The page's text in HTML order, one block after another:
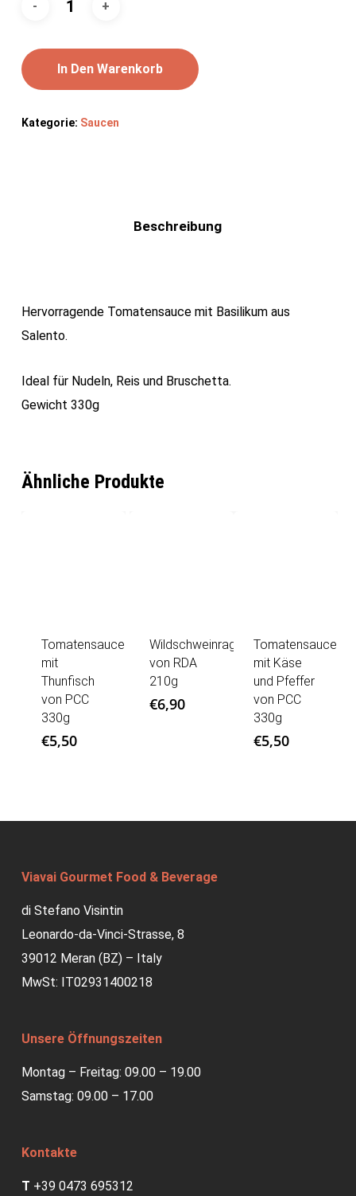
In Den Warenkorb
Kategorie: Saucen
Beschreibung
Hervorragende Tomatensauce mit Basilikum aus
Salento.
Ideal für Nudeln, Reis und Bruschetta.
Gewicht 330g
Ähnliche Produkte
Tomatensauce
mit
Thunfisch
von PCC
330g
€5,50
Wildschweinragout
von RDA
210g
€6,90
Tomatensauce
mit Käse
und Pfeffer
von PCC
330g
€5,50
Viavai Gourmet Food & Beverage
di Stefano Visintin
Leonardo-da-Vinci-Strasse, 8
39012 Meran (BZ) – Italy
MwSt: IT02931400218
Unsere Öffnungszeiten
Montag – Freitag: 09.00 – 19.00
Samstag: 09.00 – 17.00
Kontakte
T +39 0473 695312